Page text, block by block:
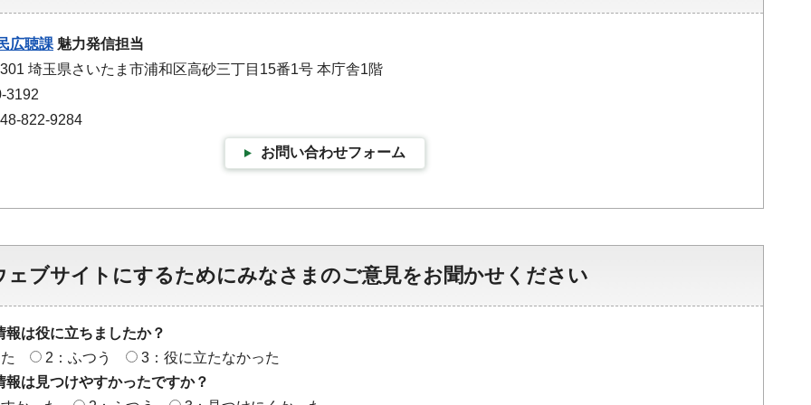
広聴課 魅力発信担当
埼玉県さいたま市浦和区高砂三丁目15番1号 本庁舎1階
3192
822-9284
お問い合わせフォーム
ェブサイトにするためにみなさまのご意見をお聞かせください
報は役に立ちましたか？
2：ふつう
3：役に立たなかった
報は見つけやすかったですか？